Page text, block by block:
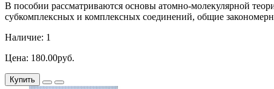
В пособии рассматриваются основы атомно-молекулярной
субкомплексных и комплексных соединений, общие
Наличие: 1
Цена: 180.00руб.
Купить